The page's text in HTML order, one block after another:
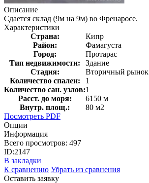
Описание
Сдается склад (9м на 9м) во Френаросе.
Характеристики
Страна:
Кипр
Район:
Фамагуста
Город:
Протарас
Тип недвижимости:
Здание
Стадия:
Вторичный рынок
Количество спален:
1
Количество сан. узлов:1
Расст. до моря:
6150 м
Внутр. площ.:
80 м2
Посмотреть PDF
Опции
Информация
Всего просмотров: 497
ID:2147
В закладки
К сравнению Убрать из сравнения
Оставить заявку